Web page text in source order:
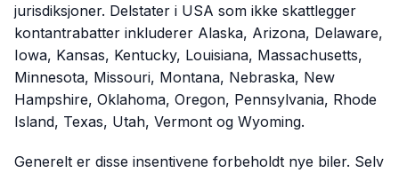
jurisdiksjoner. Delstater i USA som ikke skattlegger
kontantrabatter inkluderer Alaska, Arizona, Delaware,
Iowa, Kansas, Kentucky, Louisiana, Massachusetts,
Minnesota, Missouri, Montana, Nebraska, New
Hampshire, Oklahoma, Oregon, Pennsylvania, Rhode
Island, Texas, Utah, Vermont og Wyoming.
Generelt er disse insentivene forbeholdt nye biler. Selv